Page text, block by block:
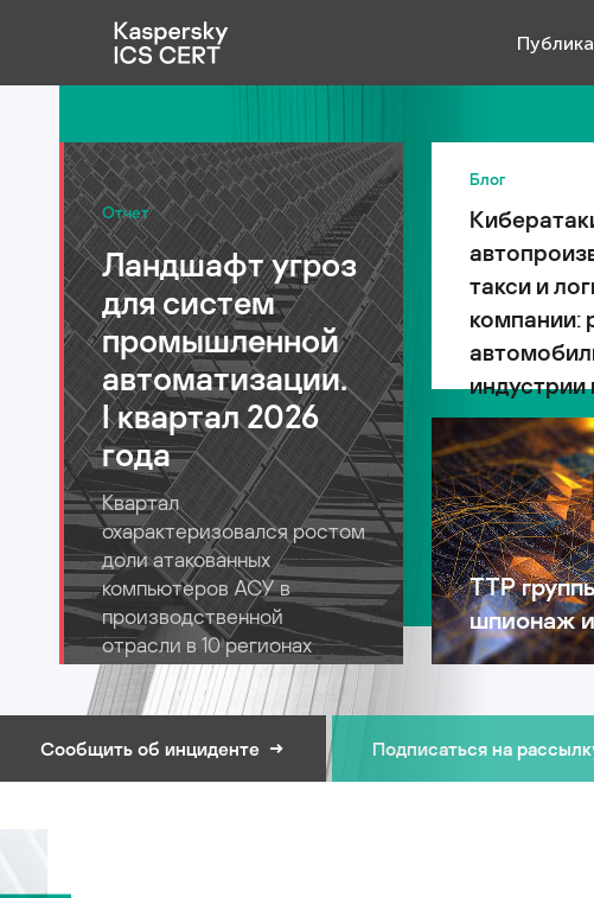
Услуги
Уязвимости
Статистика
Русский
Отчет
Ландшафт угроз
для систем
промышленной
автоматизации.
I квартал 2026
года
Квартал
охарактеризовался ростом
доли атакованных
компьютеров АСУ в
производственной
отрасли в 10 регионах
Блог
такси и
компании:
индустрии
TTP
шпионаж и
Сообщить об инциденте Подписаться на